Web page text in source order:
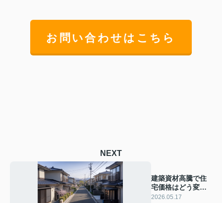
お問い合わせはこちら
NEXT
建築資材高騰で住
宅価格はどう変化
する？家計への影
2026.05.17